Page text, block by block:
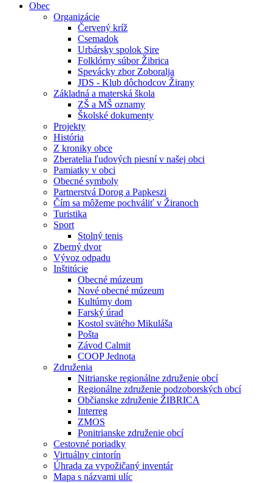
Obec
Organizácie
Červený kríž
Csemadok
Urbársky spolok Sire
Folklórny súbor Žibrica
Spevácky zbor Zoboralja
JDS - Klub dôchodcov Žirany
Základná a materská škola
ZŠ a MŠ oznamy
Školské dokumenty
Projekty
História
Z kroniky obce
Zberatelia ľudových piesní v našej obci
Pamiatky v obci
Obecné symboly
Partnerstvá Dorog a Papkeszi
Čím sa môžeme pochváliť v Žiranoch
Turistika
Sport
Stolný tenis
Zberný dvor
Vývoz odpadu
Inštitúcie
Obecné múzeum
Nové obecné múzeum
Kultúrny dom
Farský úrad
Kostol svätého Mikuláša
Pošta
Závod Calmit
COOP Jednota
Združenia
Nitrianske regionálne združenie obcí
Regionálne združenie podzoborských obcí
Občianske združenie ŽIBRICA
Interreg
ZMOS
Ponitrianske združenie obcí
Cestovné poriadky
Virtuálny cintorín
Úhrada za vypožičaný inventár
Mapa s názvami ulíc